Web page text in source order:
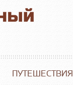
ПУТЕШЕСТВИЯ